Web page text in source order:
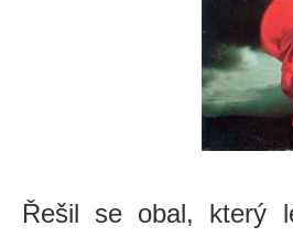
Řešil se obal, který